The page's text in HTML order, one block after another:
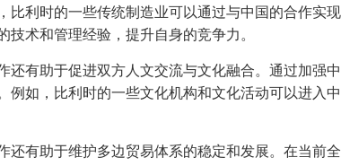
比利时的一些传统制造业可以通过与中国的合作实
术和管理经验，提升自身的竞争力。
还有助于促进双方人文交流与文化融合。通过加强
例如，比利时的一些文化机构和文化活动可以进入
还有助于维护多边贸易体系的稳定和发展。在当前